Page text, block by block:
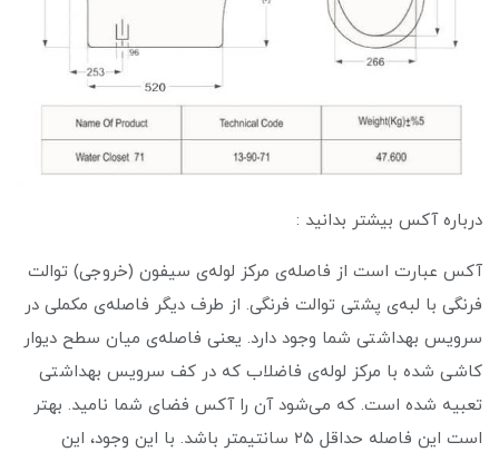
درباره آکس بیشتر بدانید :
آکس عبارت است از فاصله‌ی مرکز لوله‌ی سیفون (خروجی) توالت
فرنگی با لبه‌ی پشتی توالت فرنگی. از طرف دیگر فاصله‌ی مکملی در
سرویس بهداشتی شما وجود دارد. یعنی فاصله‌ی میان سطح دیوار
کاشی شده با مرکز لوله‌ی فاضلاب که در کف سرویس بهداشتی
تعبیه شده است. که می‌شود آن را آکس فضای شما نامید. بهتر
است این فاصله حداقل ۲۵ سانتیمتر باشد. با این وجود، این